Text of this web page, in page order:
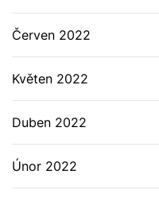
Červen 2022
Květen 2022
Duben 2022
Únor 2022